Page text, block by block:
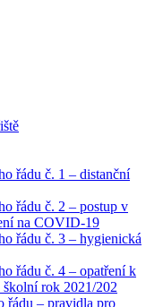
řádu č. 1 – distanční
řádu č. 2 – postup v
na COVID-19
řádu č. 3 – hygienická
řádu č. 4 – opatření k
rok 2021/202
řádu – pravidla pro